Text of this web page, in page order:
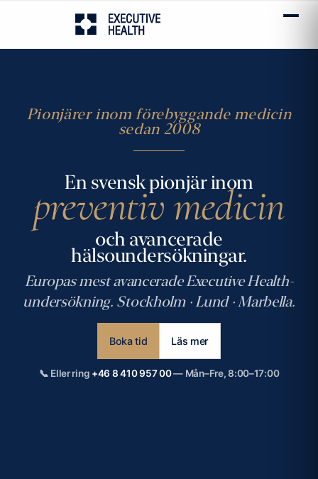
Pionjärer inom förebyggande medicin
sedan 2008
En svensk pionjär inom
preventiv medicin
och avancerade
hälsoundersökningar.
Europas mest avancerade Executive Health-
undersökning. Stockholm · Lund · Marbella.
Boka tid Läs mer
📞 Eller ring +46 8 410 957 00— Mån–Fre, 8:00–17:00